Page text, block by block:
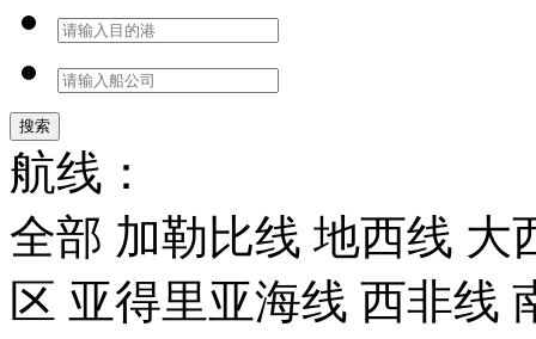
搜索
航线：
全部 加勒比线 地西线 大
区 亚得里亚海线 西非线